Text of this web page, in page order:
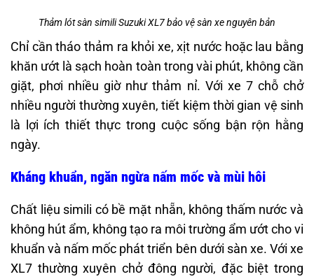
Thảm lót sàn simili Suzuki XL7 bảo vệ sàn xe nguyên bản
Chỉ cần tháo thảm ra khỏi xe, xịt nước hoặc lau bằng
khăn ướt là sạch hoàn toàn trong vài phút, không cần
giặt, phơi nhiều giờ như thảm nỉ. Với xe 7 chỗ chở
nhiều người thường xuyên, tiết kiệm thời gian vệ sinh
là lợi ích thiết thực trong cuộc sống bận rộn hằng
ngày.
Kháng khuẩn, ngăn ngừa nấm mốc và mùi hôi
Chất liệu simili có bề mặt nhẵn, không thấm nước và
không hút ẩm, không tạo ra môi trường ẩm ướt cho vi
khuẩn và nấm mốc phát triển bên dưới sàn xe. Với xe
XL7 thường xuyên chở đông người, đặc biệt trong